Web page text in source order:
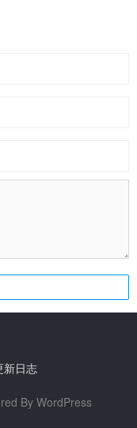
新日志
By WordPress